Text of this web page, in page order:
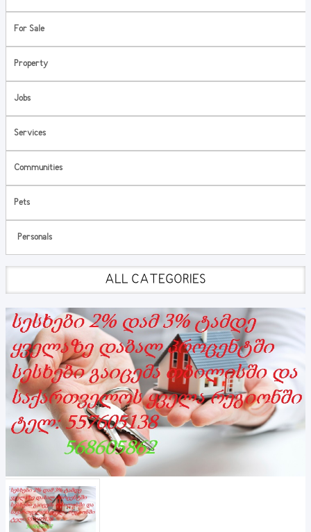
For Sale
Property
Jobs
Services
Communities
Pets
Personals
ALL CATEGORIES